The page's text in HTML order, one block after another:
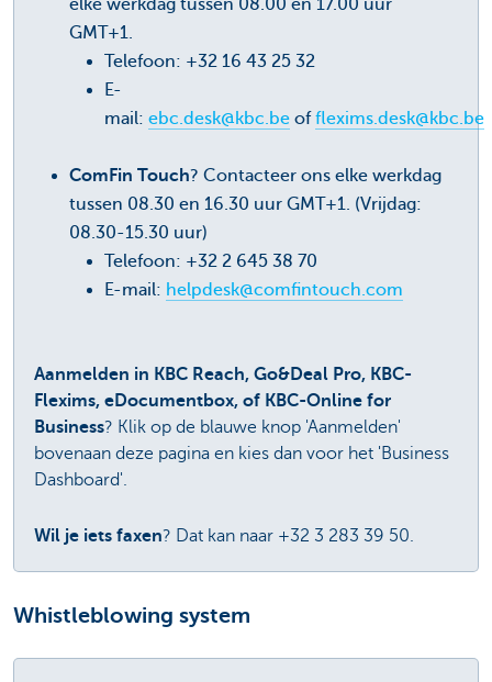
elke werkdag tussen 08.00 en 17.00 uur
GMT+1.
Telefoon: +32 16 43 25 32
E-
mail: ebc.desk@kbc.be offlexims.desk@kbc.be
ComFin Touch? Contacteer ons elke werkdag
tussen 08.30 en 16.30 uur GMT+1. (Vrijdag:
08.30-15.30 uur)
Telefoon: +32 2 645 38 70
E-mail: helpdesk@comfintouch.com
Aanmelden in KBC Reach, Go&Deal Pro, KBC-
Flexims, eDocumentbox, of KBC-Online for
Business? Klik op de blauwe knop 'Aanmelden'
bovenaan deze pagina en kies dan voor het 'Business
Dashboard'.
Wil je iets faxen? Dat kan naar +32 3 283 39 50.
Whistleblowing system